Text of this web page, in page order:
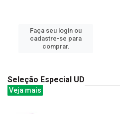
Faça seu login ou
cadastre-se para
comprar.
Seleção Especial UD
Veja mais